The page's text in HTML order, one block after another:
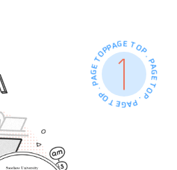
PAGE TOP . PAGE TOP . PAGE TOP . PAGE TOP .